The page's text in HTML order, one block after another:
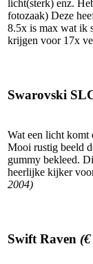
licht(sterk) enz.
fotozaak) Deze
8.5x is max wat ik
krijgen voor 17x
Swarovski
Wat een licht komt
Mooi rustig beeld
gummy bekleed.
heerlijke kijker
2004)
Swift Raven